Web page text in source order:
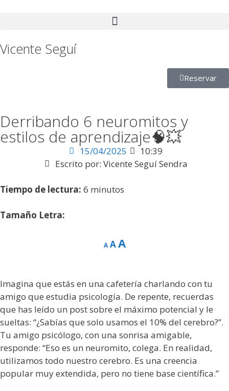
Vicente Seguí
Reservar
Derribando 6 neuromitos y
estilos de aprendizaje🧠💥
15/04/2025
10:39
Escrito por: Vicente Seguí Sendra
Tiempo de lectura: 6 minutos
Tamaño Letra:
A AA
Imagina que estás en una cafetería charlando con tu
amigo que estudia psicología. De repente, recuerdas
que has leído un post sobre el máximo potencial y le
sueltas: “¿Sabías que solo usamos el 10% del cerebro?”.
Tu amigo psicólogo, con una sonrisa amigable,
responde: “Eso es un neuromito, colega. En realidad,
utilizamos todo nuestro cerebro. Es una creencia
popular muy extendida, pero no tiene base científica.”